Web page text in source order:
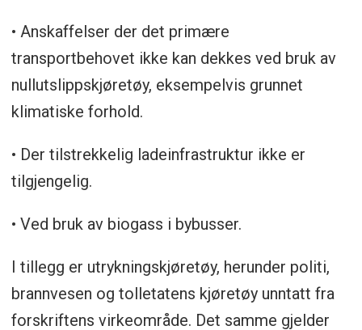
• Anskaffelser der det primære
transportbehovet ikke kan dekkes ved bruk av
nullutslippskjøretøy, eksempelvis grunnet
klimatiske forhold.
• Der tilstrekkelig ladeinfrastruktur ikke er
tilgjengelig.
• Ved bruk av biogass i bybusser.
I tillegg er utrykningskjøretøy, herunder politi,
brannvesen og tolletatens kjøretøy unntatt fra
forskriftens virkeområde. Det samme gjelder